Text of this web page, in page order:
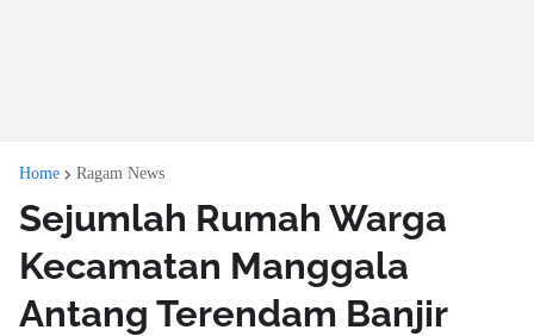
Home Ragam News
Sejumlah Rumah Warga
Kecamatan Manggala
Antang Terendam Banjir